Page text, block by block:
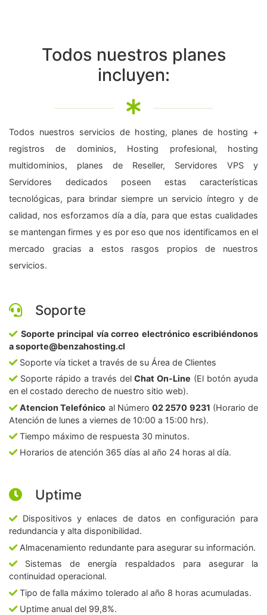
Todos nuestros planes
incluyen:
Todos nuestros servicios de hosting, planes de hosting +
registros de dominios, Hosting profesional, hosting
multidominios, planes de Reseller, Servidores VPS y
Servidores dedicados poseen estas características
tecnológicas, para brindar siempre un servicio íntegro y de
calidad, nos esforzamos día a día, para que estas cualidades
se mantengan firmes y es por eso que nos identificamos en el
mercado gracias a estos rasgos propios de nuestros
servicios.
Soporte
Soporte principal vía correo electrónico escribiéndonos
a soporte@benzahosting.cl
Soporte vía ticket a través de su Área de Clientes
Soporte rápido a través delChat On-Line (El botón ayuda
en el costado derecho de nuestro sitio web).
Atencion Telefónico al Número02 2570 9231 (Horario de
Atención de lunes a viernes de 10:00 a 15:00 hrs).
Tiempo máximo de respuesta 30 minutos.
Horarios de atención 365 días al año 24 horas al día.
Uptime
Dispositivos y enlaces de datos en configuración para
redundancia y alta disponibilidad.
Almacenamiento redundante para asegurar su información.
Sistemas de energía respaldados para asegurar la
continuidad operacional.
Tipo de falla máximo tolerado al año 8 horas acumuladas.
Uptime anual del 99,8%.